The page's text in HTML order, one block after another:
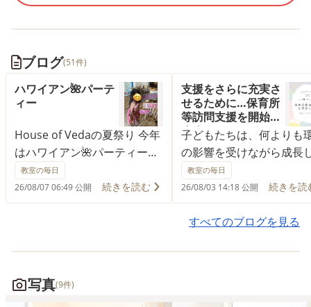
ブログ(51件)
ハワイアン🌺パーテ
ィー
House of Vedaの夏祭り 今年
はハワイアン🌺パーティーで
す 子どもたちも、ハワイっ
ぽい衣装で来てくれて、より
一層ハワイらしさが増しまし
点に チャレンジできる課題を
こっそり用意しています。
8/8 13:30-14:00は、フラダン
教室の毎日
26/08/07 06:49 公開 続きを読む
支援をさらに充実さ
せるために…保育所
等訪問支援を開始し
ます
子どもたちは、何よりも
の影響を受けながら成長
います。 家庭では見ら
い姿を園や学校で見せた
逆に療育ではできること
団生活の中では難しかっ
や力の発揮の仕方は大き
教室の毎日
26/08/03 14:18 公開 続きを読
すべてのブログを見る
写真(9件)